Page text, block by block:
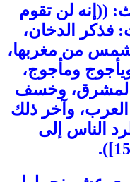
((إنه لن تقوم
فذكر الدخان،
من مغربها،
ومأجوج،
وخسف
وآخر ذلك
الناس إلى